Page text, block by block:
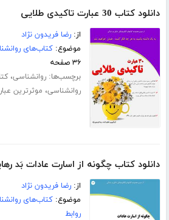
دانلود کتاب 30 عبارت تاکیدی طلایی
از:رضا فریدون نژاد
موضوع:کتاب‌های
۳۶ صفحه
برچسب‌ها:روانشناسی،
روانشناسی، موثرترین
دانلود کتاب چگونه از اسارت عادات بَد
از:رضا فریدون نژاد
موضوع:کتاب‌های
روابط